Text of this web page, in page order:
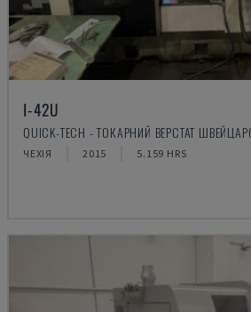
I-42U
QUICK-TECH - ТОКАРНИЙ ВЕРСТАТ
ЧЕХІЯ 2015 5.159 HRS